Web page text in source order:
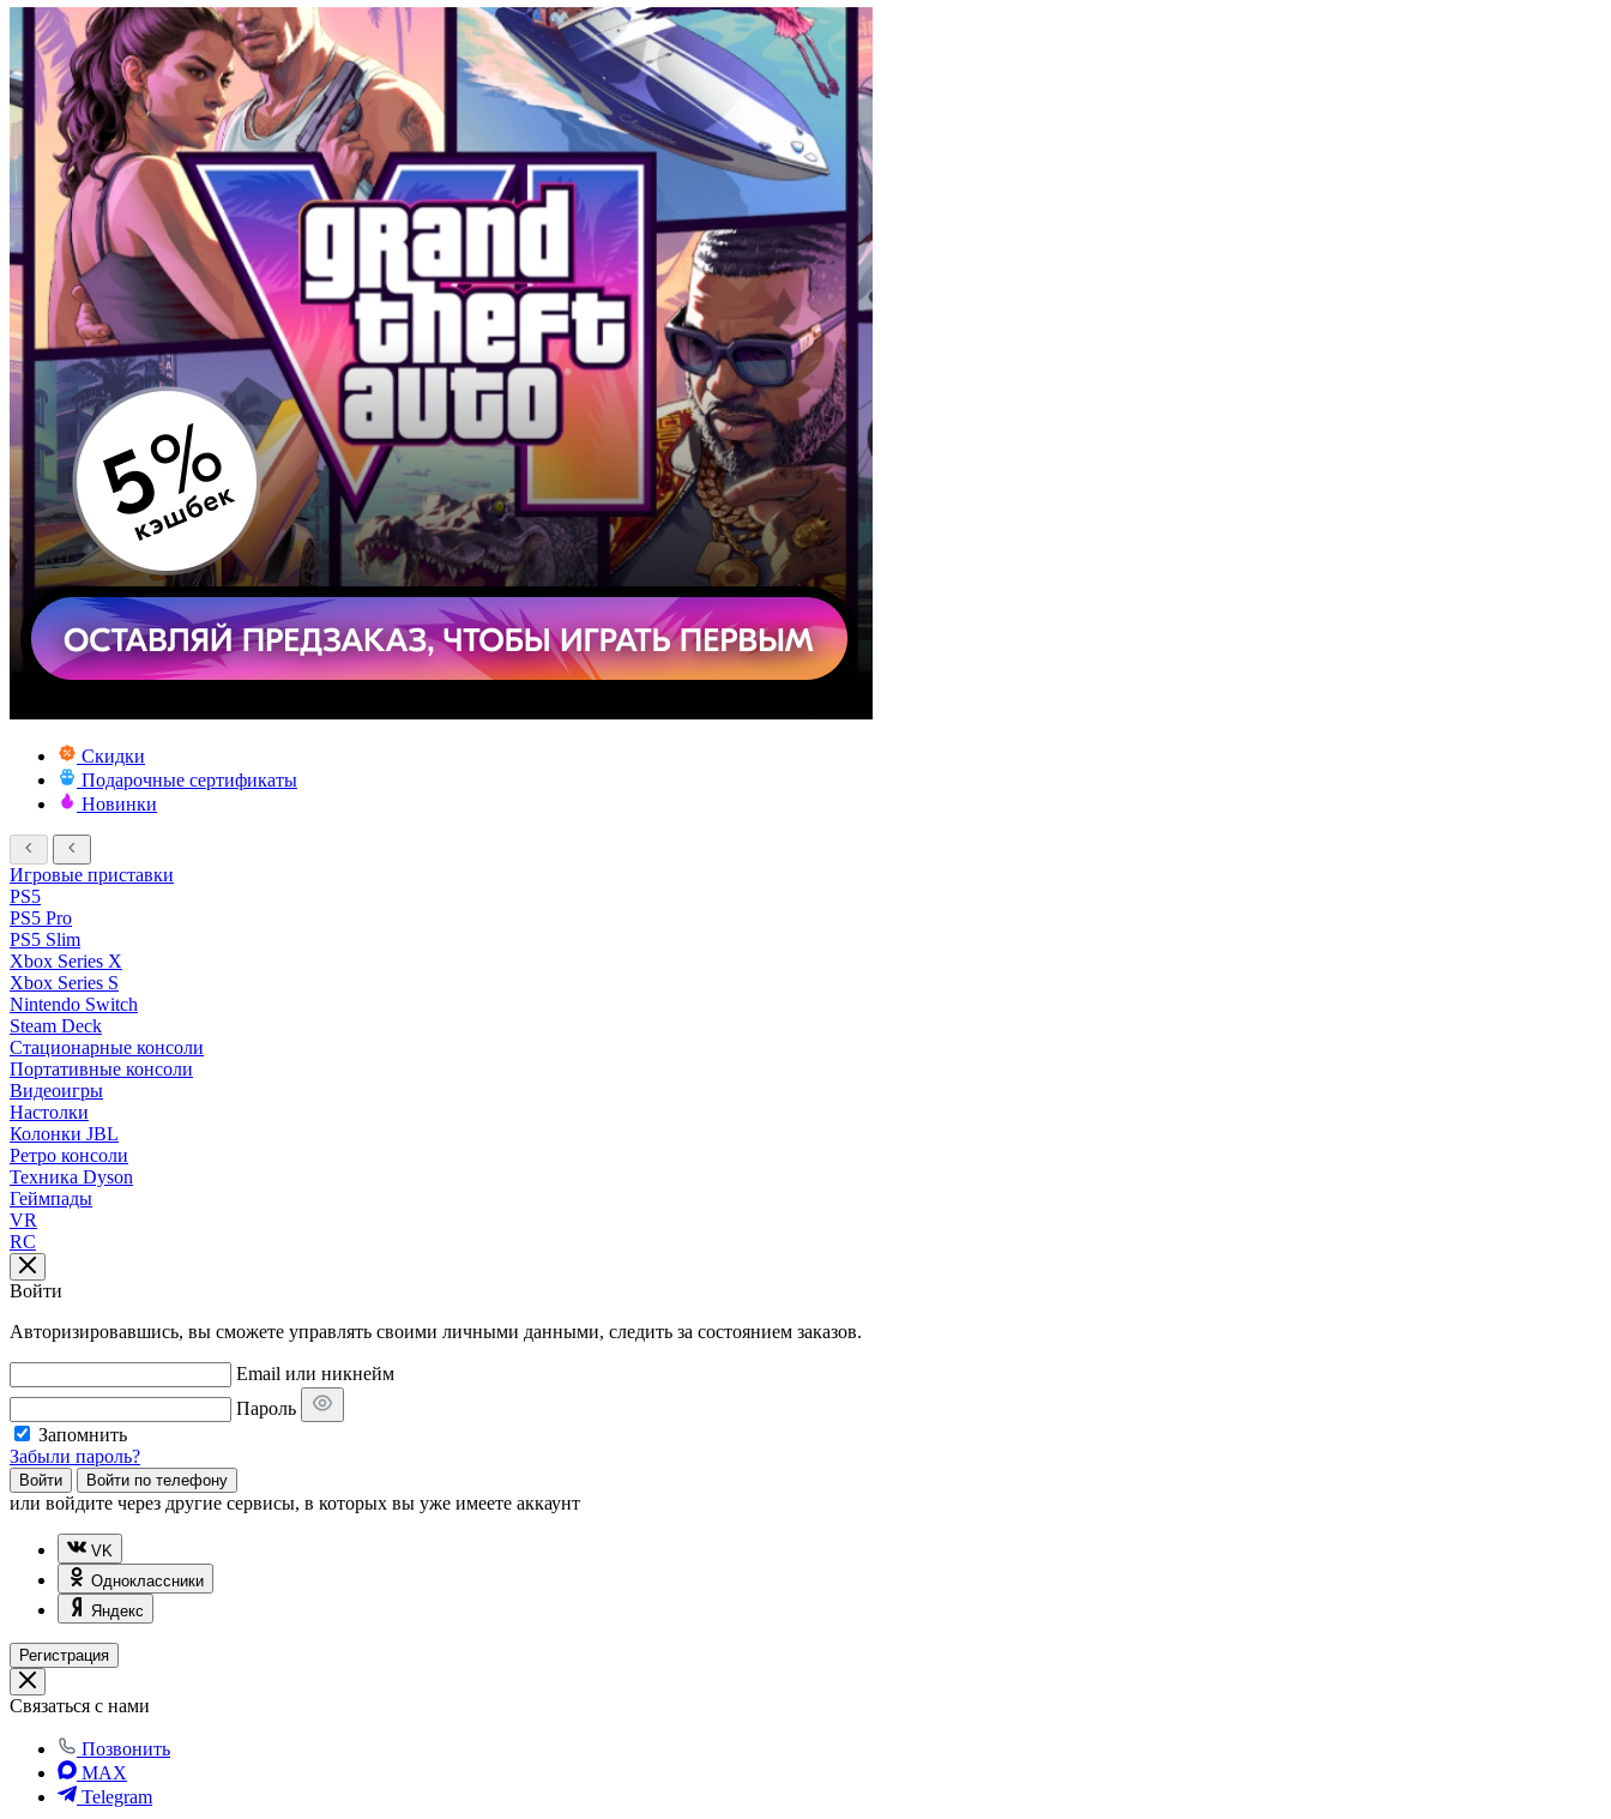
Скидки
Подарочные сертификаты
Новинки
Игровые приставки
PS5
PS5 Pro
PS5 Slim
Xbox Series X
Xbox Series S
Nintendo Switch
Steam Deck
Стационарные консоли
Портативные консоли
Видеоигры
Настолки
Колонки JBL
Ретро консоли
Техника Dyson
Геймпады
VR
RC
Войти
Авторизировавшись, вы сможете управлять своими личными данными, следить за состоянием заказов.
Email или никнейм
Пароль
Запомнить
Забыли пароль?
Войти Войти по телефону
или войдите через другие сервисы, в которых вы уже имеете аккаунт
VK
Одноклассники
Яндекс
Регистрация
Связаться с нами
Позвонить
MAX
Telegram